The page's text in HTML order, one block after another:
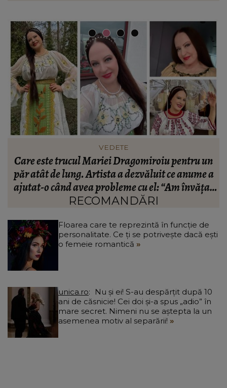
FASHION
Ce să porți în Italia în vara 2026. Cum să te
îmbraci în funcție de orașul pe care îl vizitezi
RECOMANDĂRI
Floarea care te reprezintă în funcție de
personalitate. Ce ți se potrivește dacă ești
o femeie romantică
unica.ro
ani de căsnicie! Cei doi și-a spus „adio” în
mare secret. Nimeni nu se aștepta la un
asemenea motiv al separării!